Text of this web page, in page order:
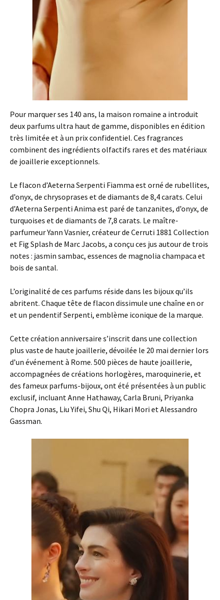
Pour marquer ses 140 ans, la maison romaine a introduit
deux parfums ultra haut de gamme, disponibles en édition
très limitée et à un prix confidentiel. Ces fragrances
combinent des ingrédients olfactifs rares et des matériaux
de joaillerie exceptionnels.
Le flacon d’Aeterna Serpenti Fiamma est orné de rubellites,
d’onyx, de chrysoprases et de diamants de 8,4 carats. Celui
d’Aeterna Serpenti Anima est paré de tanzanites, d’onyx, de
turquoises et de diamants de 7,8 carats. Le maître-
parfumeur Yann Vasnier, créateur de Cerruti 1881 Collection
et Fig Splash de Marc Jacobs, a conçu ces jus autour de trois
notes : jasmin sambac, essences de magnolia champaca et
bois de santal.
L’originalité de ces parfums réside dans les bijoux qu’ils
abritent. Chaque tête de flacon dissimule une chaîne en or
et un pendentif Serpenti, emblème iconique de la marque.
Cette création anniversaire s’inscrit dans une collection
plus vaste de haute joaillerie, dévoilée le 20 mai dernier lors
d’un événement à Rome. 500 pièces de haute joaillerie,
accompagnées de créations horlogères, maroquinerie, et
des fameux parfums-bijoux, ont été présentées à un public
exclusif, incluant Anne Hathaway, Carla Bruni, Priyanka
Chopra Jonas, Liu Yifei, Shu Qi, Hikari Mori et Alessandro
Gassman.